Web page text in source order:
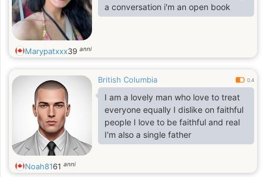
a conversation i'm an open book
Marypatxxx39 anni
British Columbia 0.4
I am a lovely man who love to treat
everyone equally I dislike on faithful
people I love to be faithful and real
I'm also a single father
Noah8161 anni